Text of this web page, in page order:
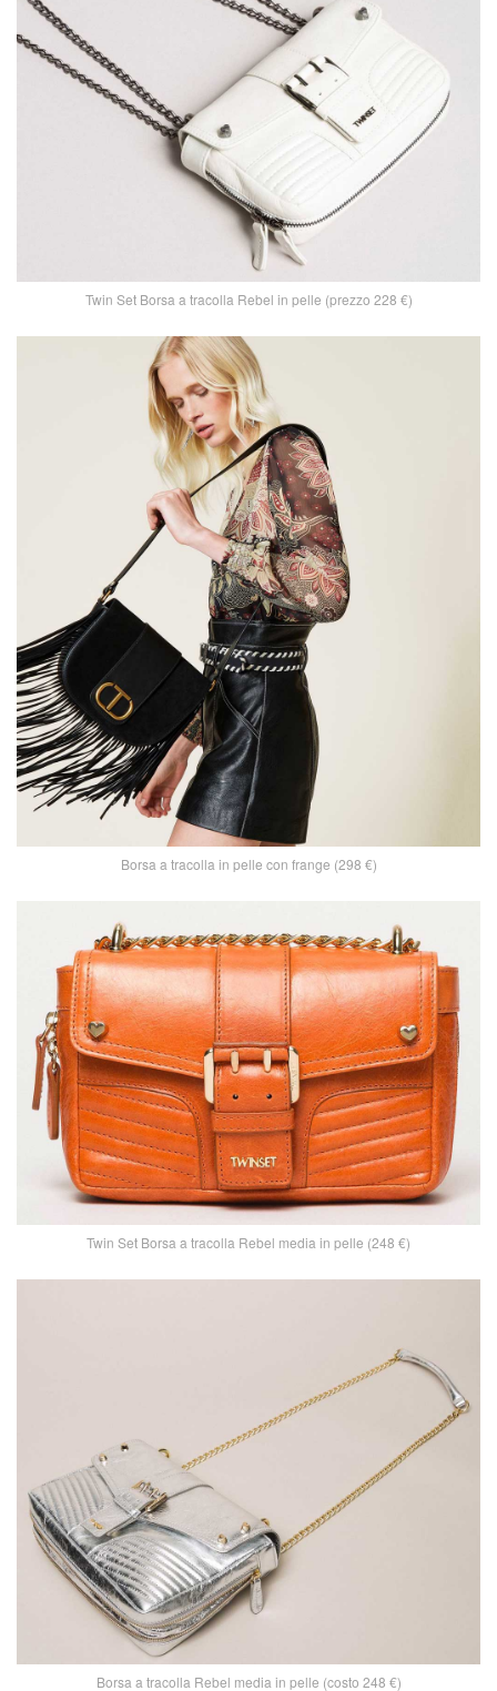
Twin Set Borsa a tracolla Rebel in pelle (prezzo 228 €)
Borsa a tracolla in pelle con frange (298 €)
Twin Set Borsa a tracolla Rebel media in pelle (248 €)
Borsa a tracolla Rebel media in pelle (costo 248 €)